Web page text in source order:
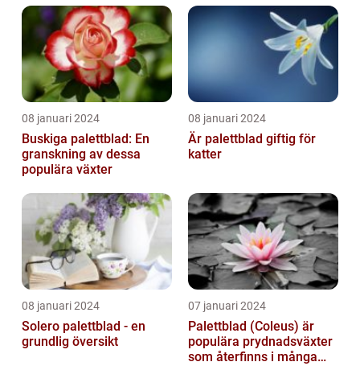
08 januari 2024
Buskiga palettblad: En
granskning av dessa
populära växter
08 januari 2024
Är palettblad giftig för
katter
08 januari 2024
Solero palettblad - en
grundlig översikt
07 januari 2024
Palettblad (Coleus) är
populära prydnadsväxter
som återfinns i många